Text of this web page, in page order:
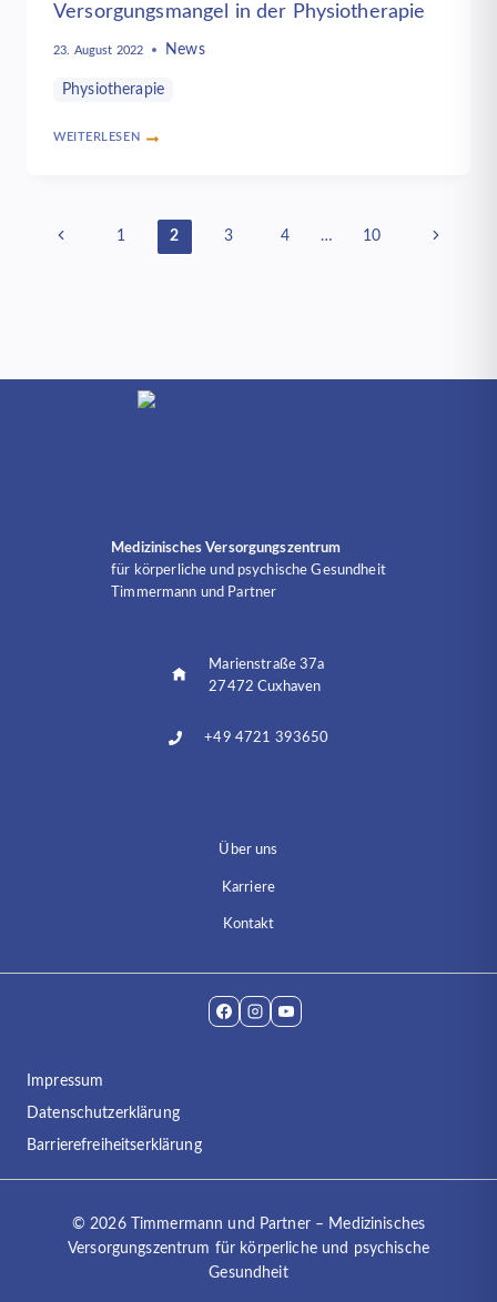
Versorgungsmangel in der Physiotherapie
23. August 2022 News
Physiotherapie
WEITERLESEN
VERSORGUNGSMANGEL
Seitennavigation
Vorherige 1 2 3 4 … 10 Nächste
Medizinisches Versorgungszentrum
für körperliche und psychische Gesundheit
Timmermann und Partner
Marienstraße 37a
27472 Cuxhaven
+49 4721 393650
Über uns
Karriere
Kontakt
Impressum
Datenschutzerklärung
Barrierefreiheitserklärung
© 2026 Timmermann und Partner – Medizinisches
Versorgungszentrum für körperliche und psychische
Gesundheit